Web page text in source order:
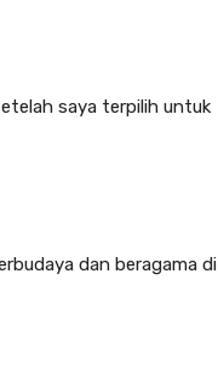
saya terpilih untuk
dan beragama di